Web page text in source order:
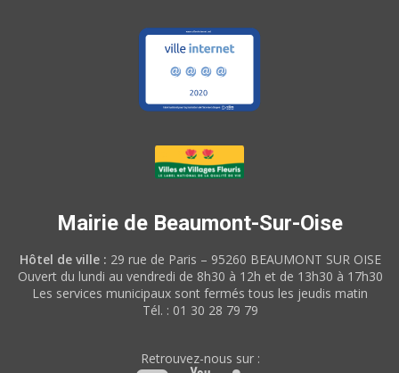
Mairie de Beaumont-Sur-Oise
Hôtel de ville : 29 rue de Paris – 95260 BEAUMONT SUR OISE
Ouvert du lundi au vendredi de 8h30 à 12h et de 13h30 à 17h30
Les services municipaux sont fermés tous les jeudis matin
Tél. : 01 30 28 79 79
Retrouvez-nous sur :